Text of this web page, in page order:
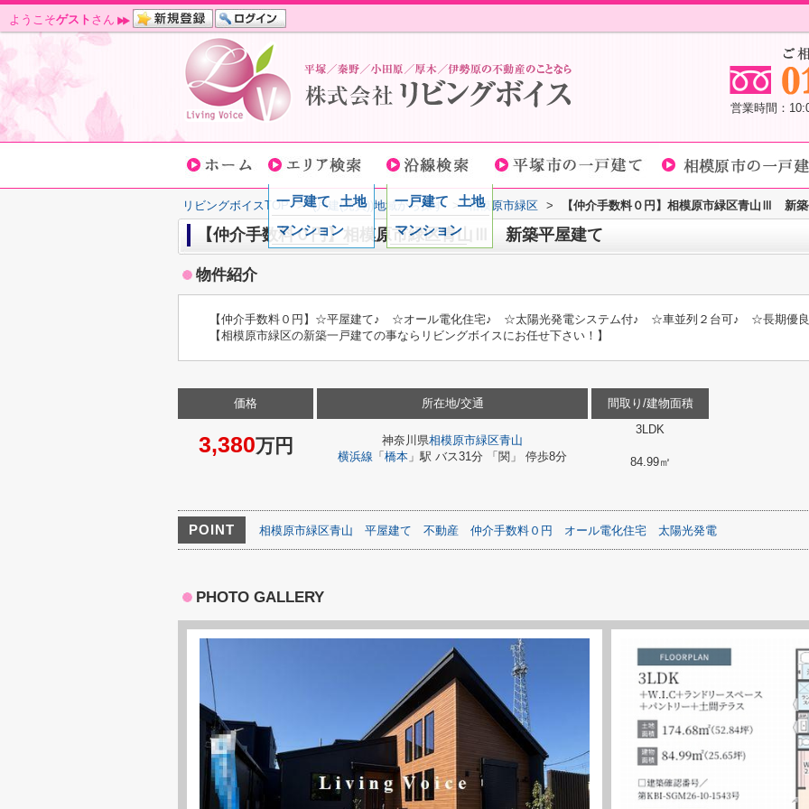
ようこそゲスト さん
営業時間：
一戸建て
土地
マンション
一戸建て
土地
マンション
リビングボイスTOP > (戸建(売買))地域から探す > 相模原市緑区 > 【仲介手数料０円】相模原市緑区青山Ⅲ 新
【仲介手数料０円】相模原市緑区青山Ⅲ 新築平屋建て
物件紹介
【仲介手数料０円】☆平屋建て♪ ☆オール電化住宅♪ ☆太陽光発電システム付♪ ☆車並列２台可♪ ☆長期優
【相模原市緑区の新築一戸建ての事ならリビングボイスにお任せ下さい！】
価格
3,380万円
所在地/交通
神奈川県相模原市緑区青山
横浜線 「 橋本 」駅 バス31分 「関」 停歩8分
間取り/建物面積
3LDK
84.99㎡
POINT 相模原市緑区青山 平屋建て 不動産 仲介手数料０円 オール電化住宅 太陽光発電
PHOTO GALLERY